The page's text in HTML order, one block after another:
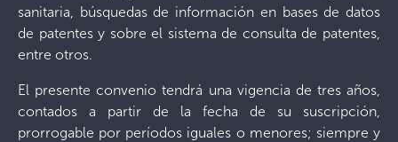
sanitaria, búsquedas de información en bases de datos
de patentes y sobre el sistema de consulta de patentes,
entre otros.
El presente convenio tendrá una vigencia de tres años,
contados a partir de la fecha de su suscripción,
prorrogable por períodos iguales o menores; siempre y